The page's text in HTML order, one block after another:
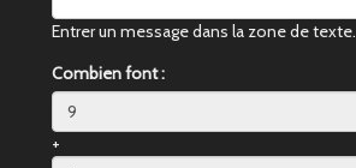
Entrer un message dans la zone de texte.
Combien font :
+